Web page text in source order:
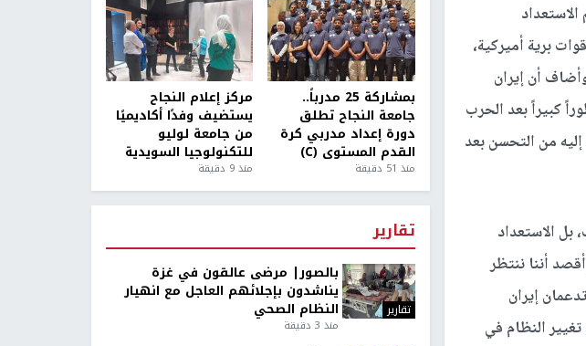
برية أميركية،
أن إيران
كبيراً بعد الحرب
من التحسن بعد
الاستعداد
أننا ننتظر
إيران
النظام في
بمشاركة 25 مدرباً..
جامعة النجاح تطلق
دورة إعداد مدربي كرة
القدم المستوى (C)
منذ 51 دقيقة
مركز إعلام النجاح
يستضيف وفدًا أكاديميًا
من جامعة لوليو
للتكنولوجيا السويدية
منذ 9 دقيقة
تقارير
تقارير
بالصور| مرضى عالقون في غزة
يناشدون بإجلائهم العاجل مع انهيار
النظام الصحي
منذ 3 دقيقة